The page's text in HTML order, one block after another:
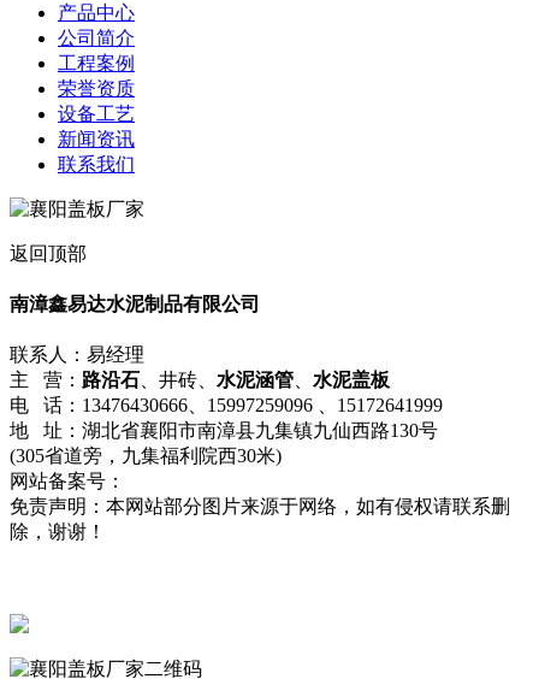
产品中心
公司简介
工程案例
荣誉资质
设备工艺
新闻资讯
联系我们
返回顶部
南漳鑫易达水泥制品有限公司
联系人：易经理
主 营： 路沿石 、井砖、 水泥涵管
水泥盖板
电 话：13476430666、15997259096 、15172641999
地 址：湖北省襄阳市南漳县九集镇九仙西路130号
(305省道旁，九集福利院西30米)
网站备案号：
免责声明：本网站部分图片来源于网络，如有侵权请联系删
除，谢谢！